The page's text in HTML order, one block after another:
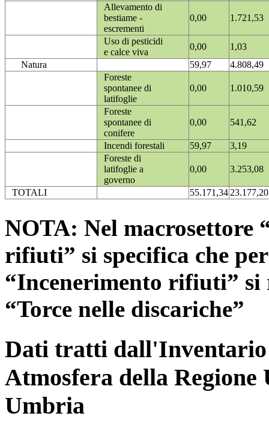
Allevamento di
bestiame -
escrementi
0,00 1.721,53
Uso di pesticidi
e calce viva
0,00
1,03
Natura
59,97
4.808,49
Foreste
spontanee di
latifoglie
0,00 1.010,59
Foreste
spontanee di
conifere
0,00 541,62
Incendi forestali 59,97
3,19
Foreste di
latifoglie a
governo
0,00 3.253,08
TOTALI 55.171,3423.177,20
NOTA: Nel macrosettore
rifiuti” si specifica che
“Incenerimento rifiuti”
“Torce nelle discariche”
Dati tratti dall'Inventario
Atmosfera della
Umbria